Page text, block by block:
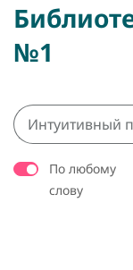
№1
По любому
слову